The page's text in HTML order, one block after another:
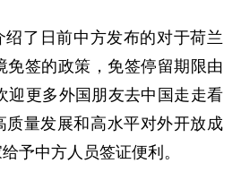
绍了日前中方发布的对于荷兰
免签的政策，免签停留期限由
迎更多外国朋友去中国走走看
质量发展和高水平对外开放成
予中方人员签证便利。